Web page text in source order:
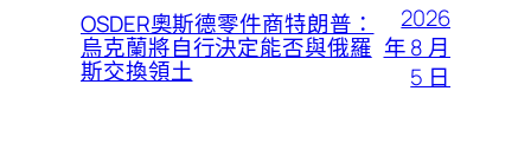
OSDER奧斯德零件商特朗普：
烏克蘭將自行決定能否與俄羅
斯交換領土
2026
年 8 月
5 日